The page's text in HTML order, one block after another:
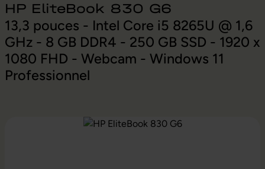
HP EliteBook 830 G6
13,3 pouces - Intel Core i5 8265U @ 1,6
GHz - 8 GB DDR4 - 250 GB SSD - 1920 x
1080 FHD - Webcam - Windows 11
Professionnel
Ignorer la galerie d'images